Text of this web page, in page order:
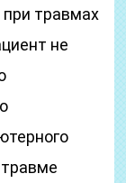
травмах
не